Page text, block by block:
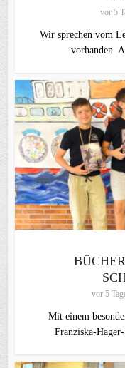
vor 5
Wir sprechen vom
vorhanden.
vor 5
Mit einem
Franziska-